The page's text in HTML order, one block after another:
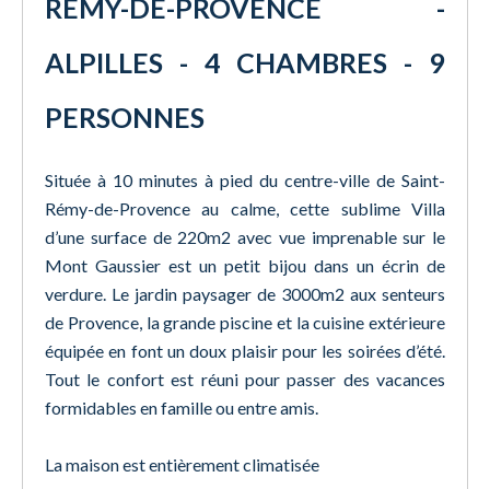
RÉMY-DE-PROVENCE -
ALPILLES - 4 CHAMBRES - 9
PERSONNES
Située à 10 minutes à pied du centre-ville de Saint-
Rémy-de-Provence au calme, cette sublime Villa
d’une surface de 220m2 avec vue imprenable sur le
Mont Gaussier est un petit bijou dans un écrin de
verdure. Le jardin paysager de 3000m2 aux senteurs
de Provence, la grande piscine et la cuisine extérieure
équipée en font un doux plaisir pour les soirées d’été.
Tout le confort est réuni pour passer des vacances
formidables en famille ou entre amis.
La maison est entièrement climatisée